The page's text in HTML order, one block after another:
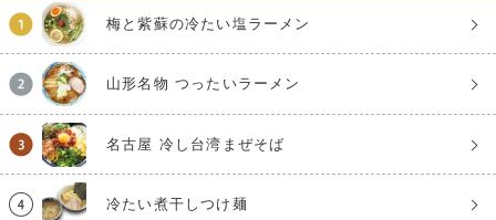
梅と紫蘇の冷たい塩ラーメン
山形名物 つったいラーメン
名古屋 冷し台湾まぜそば
冷たい煮干しつけ麺